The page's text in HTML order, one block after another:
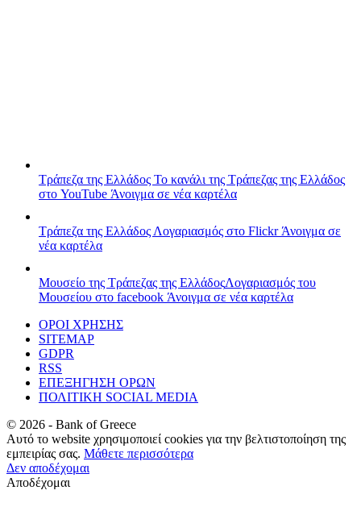
Τράπεζα της Ελλάδος Το κανάλι της Τράπεζας της Ελλάδος
στο YouTube Άνοιγμα σε νέα καρτέλα
Τράπεζα της Ελλάδος Λογαριασμός στο FlickrΆνοιγμα σε
νέα καρτέλα
Μουσείο της Τράπεζας της ΕλλάδοςΛογαριασμός του
Μουσείου στο facebook Άνοιγμα σε νέα καρτέλα
ΟΡΟΙ ΧΡΗΣΗΣ
SITEMAP
GDPR
RSS
ΕΠΕΞΗΓΗΣΗ ΟΡΩΝ
ΠΟΛΙΤΙΚΗ SOCIAL MEDIA
© 2026 - Bank of Greece
Αυτό το website χρησιμοποιεί cookies για την βελτιστοποίηση της
εμπειρίας σας. Μάθετε περισσότερα
Δεν αποδέχομαι
Αποδέχομαι